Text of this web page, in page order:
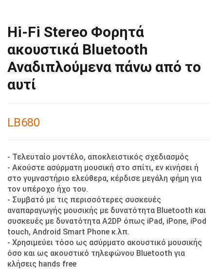
Hi-Fi Stereo Φορητά
ακουστικά Bluetooth
Αναδιπλούμενα πάνω από το
αυτί
LB680
- Τελευταίο μοντέλο, αποκλειστικός σχεδιασμός
- Ακούστε ασύρματη μουσική στο σπίτι, εν κινήσει ή
στο γυμναστήριο ελεύθερα, κέρδισε μεγάλη φήμη για
τον υπέροχο ήχο του.
- Συμβατό με τις περισσότερες συσκευές
αναπαραγωγής μουσικής με δυνατότητα Bluetooth και
συσκευές με δυνατότητα A2DP όπως iPad, iPone, iPod
touch, Android Smart Phone κ.λπ.
- Χρησιμεύει τόσο ως ασύρματο ακουστικό μουσικής
όσο και ως ακουστικό τηλεφώνου Bluetooth για
κλήσεις hands free